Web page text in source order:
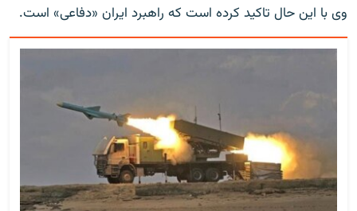
وی با این حال تاکید کرده است که راهبرد ایران «دفاعی» است.